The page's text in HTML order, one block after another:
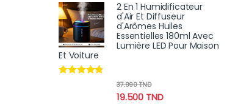
2 En 1 Humidificateur
d'Air Et Diffuseur
d'Arômes Huiles
Essentielles 180ml Avec
Lumière LED Pour Maison
Et Voiture
19.500 TND
37.990TND